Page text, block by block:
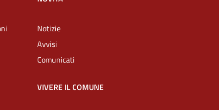
Notizie
Avvisi
Comunicati
VIVERE IL COMUNE